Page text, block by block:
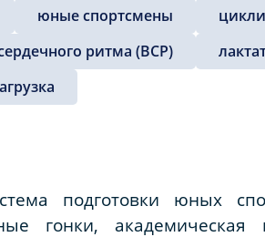
юные спортсмены
ритма (ВСР)
подготовки юных
гонки,